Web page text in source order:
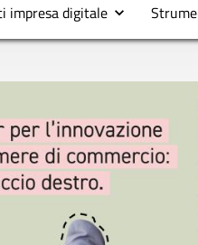
impresa digitale